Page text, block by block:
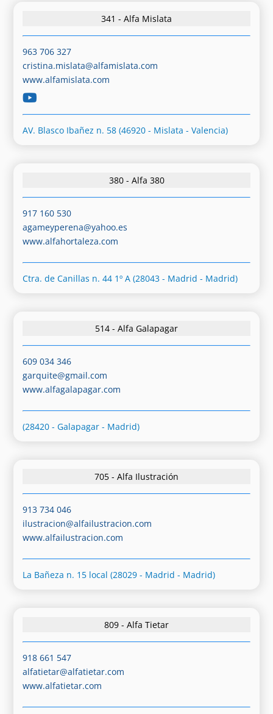
341 - Alfa Mislata
963 706 327
cristina.mislata@alfamislata.com
www.alfamislata.com
AV. Blasco Ibañez n. 58 (46920 - Mislata - Valencia)
380 - Alfa 380
917 160 530
agameyperena@yahoo.es
www.alfahortaleza.com
Ctra. de Canillas n. 44 1º A (28043 - Madrid - Madrid)
514 - Alfa Galapagar
609 034 346
garquite@gmail.com
www.alfagalapagar.com
(28420 - Galapagar - Madrid)
705 - Alfa Ilustración
913 734 046
ilustracion@alfailustracion.com
www.alfailustracion.com
La Bañeza n. 15 local (28029 - Madrid - Madrid)
809 - Alfa Tietar
918 661 547
alfatietar@alfatietar.com
www.alfatietar.com